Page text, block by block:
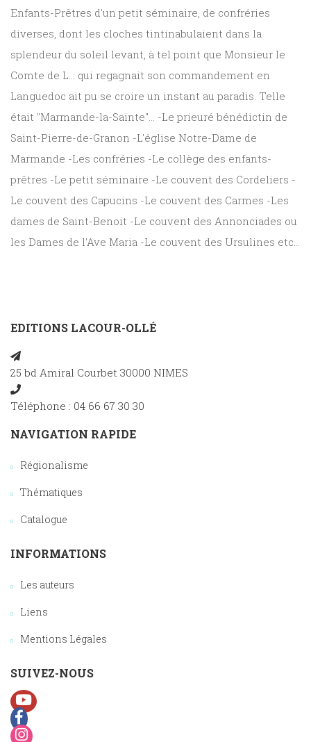
Enfants-Prêtres d'un petit séminaire, de confréries
diverses, dont les cloches tintinabulaient dans la
splendeur du soleil levant, à tel point que Monsieur le
Comte de L... qui regagnait son commandement en
Languedoc ait pu se croire un instant au paradis. Telle
était "Marmande-la-Sainte"... -Le prieuré bénédictin de
Saint-Pierre-de-Granon -L'église Notre-Dame de
Marmande -Les confréries -Le collège des enfants-
prêtres -Le petit séminaire -Le couvent des Cordeliers -
Le couvent des Capucins -Le couvent des Carmes -Les
dames de Saint-Benoit -Le couvent des Annonciades ou
les Dames de l'Ave Maria -Le couvent des Ursulines etc...
EDITIONS LACOUR-OLLÉ
25 bd Amiral Courbet 30000 NIMES
Téléphone : 04 66 67 30 30
NAVIGATION RAPIDE
Régionalisme
Thématiques
Catalogue
INFORMATIONS
Les auteurs
Liens
Mentions Légales
SUIVEZ-NOUS